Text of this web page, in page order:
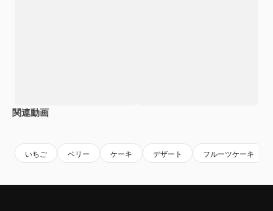
関連動画
いちご ベリー ケーキ デザート フルーツケーキ